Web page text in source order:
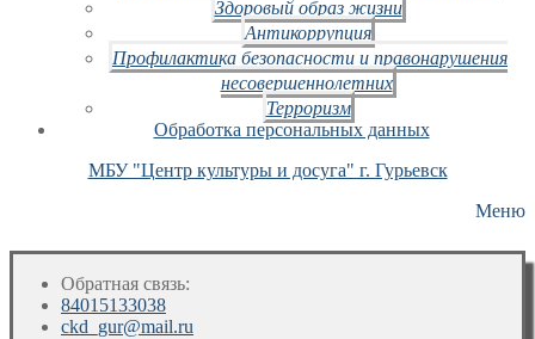
Здоровый образ жизни
Антикоррупция
Профилактика безопасности и правонарушения
несовершеннолетних
Терроризм
Обработка персональных данных
МБУ "Центр культуры и досуга" г. Гурьевск
Меню
Обратная связь:
84015133038
ckd_gur@mail.ru